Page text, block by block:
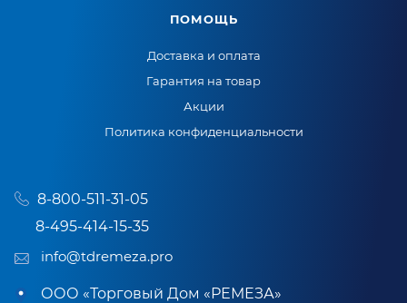
ПОМОЩЬ
Доставка и оплата
Гарантия на товар
Акции
Политика конфиденциальности
8-800-511-31-05
8-495-414-15-35
info@tdremeza.pro
ООО «Торговый Дом «РЕМЕЗА»